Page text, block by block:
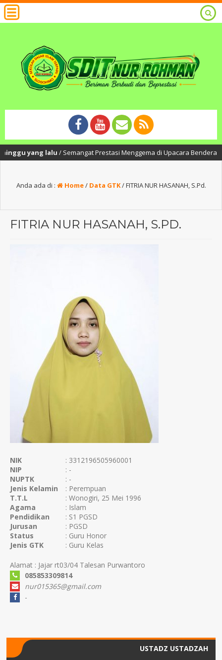
yang lalu/ Semangat Prestasi Menggema di Upacara Bendera
Anda ada di : Home/ Data GTK/FITRIA NUR HASANAH, S.Pd.
FITRIA NUR HASANAH, S.PD.
NIK
: 3312196505960001
NIP
: -
NUPTK
: -
Jenis Kelamin
: Perempuan
T.T.L
: Wonogiri, 25 Mei 1996
Agama
: Islam
Pendidikan
: S1 PGSD
Jurusan
: PGSD
Status
: Guru Honor
Jenis GTK
: Guru Kelas
Alamat : Jajar rt03/04 Talesan Purwantoro
085853309814
nur015365@gmail.com
-
USTADZ USTADZAH